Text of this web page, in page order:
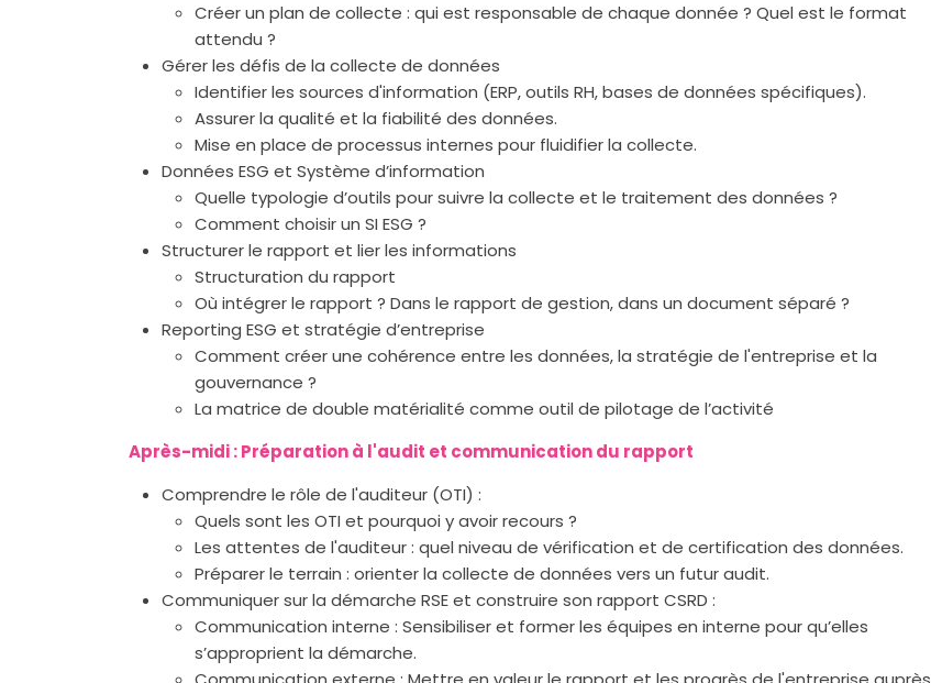
Créer un plan de collecte : qui est responsable de chaque donnée ? Quel est le format
attendu ?
Gérer les défis de la collecte de données
Identifier les sources d'information (ERP, outils RH, bases de données spécifiques).
Assurer la qualité et la fiabilité des données.
Mise en place de processus internes pour fluidifier la collecte.
Données ESG et Système d’information
Quelle typologie d’outils pour suivre la collecte et le traitement des données ?
Comment choisir un SI ESG ?
Structurer le rapport et lier les informations
Structuration du rapport
Où intégrer le rapport ? Dans le rapport de gestion, dans un document séparé ?
Reporting ESG et stratégie d’entreprise
Comment créer une cohérence entre les données, la stratégie de l'entreprise et la
gouvernance ?
La matrice de double matérialité comme outil de pilotage de l’activité
Après-midi : Préparation à l'audit et communication du rapport
Comprendre le rôle de l'auditeur (OTI) :
Quels sont les OTI et pourquoi y avoir recours ?
Les attentes de l'auditeur : quel niveau de vérification et de certification des données.
Préparer le terrain : orienter la collecte de données vers un futur audit.
Communiquer sur la démarche RSE et construire son rapport CSRD :
Communication interne : Sensibiliser et former les équipes en interne pour qu’elles
s’approprient la démarche.